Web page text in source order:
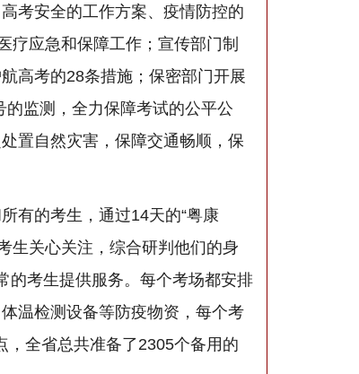
考安全的工作方案、疫情防控的
疗应急和保障工作；宣传部门制
高考的28条措施；保密部门开展
监测，全力保障考试的公平公
置自然灾害，保障交通畅顺，保
有的考生，通过14天的“粤康
生关心关注，综合研判他们的身
的考生提供服务。每个考场都安排
温检测设备等防疫物资，每个考
，全省总共准备了2305个备用的